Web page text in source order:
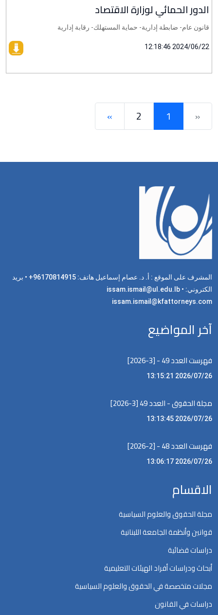
الدور الحمائي لوزارة الاقتصاد
قانون عام- ضابطة إدارية- حماية المستهلك- رقابة إدارية
2024/06/22 12:18:46
«
1
2
»
المشرف على الموقع : أ. د. عصام إسماعيل هاتف: 96170814915+ • بريد
الكتروني: issam.ismail@ul.edu.lb •
issam.ismail@kfattorneys.com
آخر المواضيع
فهرست العدد 49 - [3-2026]
2026/07/26 13:15:21
مجلة الحقوق - العدد 49 [3-2026]
2026/07/26 13:13:45
فهرست العدد 48 - [2-2026]
2026/07/26 13:06:17
الاقسام
مجلة الحقوق والعلوم السياسية
قوانين وأنظمة الجامعة اللبنانية
دراسات قضائية
أبحاث ودراسات أفراد الهيئات التعليمية
مجلات متخصصة في الحقوق والعلوم السياسية
دراسات في القانون